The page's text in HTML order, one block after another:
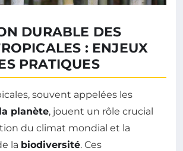
DURABLE DES
: ENJEUX
PRATIQUES
souvent appelées les
planète, jouent un rôle crucial
du climat mondial et la
la biodiversité. Ces